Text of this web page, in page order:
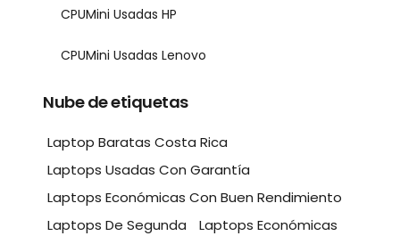
CPUMini Usadas HP
CPUMini Usadas Lenovo
Nube de etiquetas
Laptop Baratas Costa Rica
Laptops Usadas Con Garantía
Laptops Económicas Con Buen Rendimiento
Laptops De Segunda
Laptops Económicas